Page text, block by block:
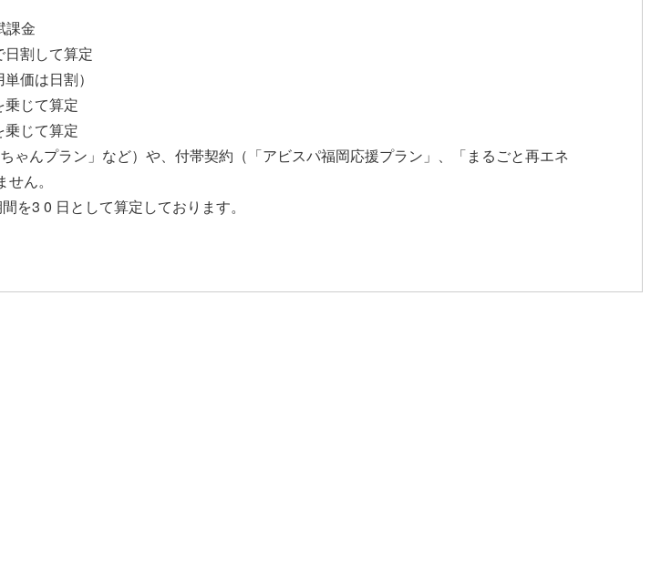
課金
割して算定
価は日割）
乗じて算定
乗じて算定
んプラン」など）や、付帯契約（「アビスパ福岡応援プラン」、「まるごと再エネ
ん。
を3 0 日として算定しております。